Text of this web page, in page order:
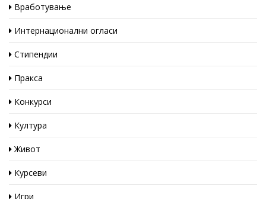
Вработување
Интернационални огласи
Стипендии
Пракса
Конкурси
Култура
Живот
Курсеви
Игри